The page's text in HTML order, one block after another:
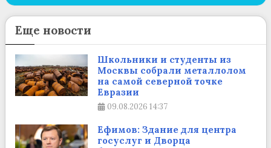
Еще новости
Школьники и студенты из
Москвы собрали металлолом
на самой северной точке
Евразии
09.08.2026 14:37
Ефимов: Здание для центра
госуслуг и Дворца